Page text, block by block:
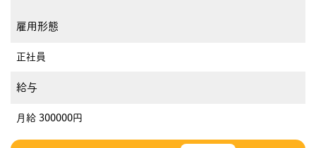
雇用形態
正社員
給与
月給 300000円